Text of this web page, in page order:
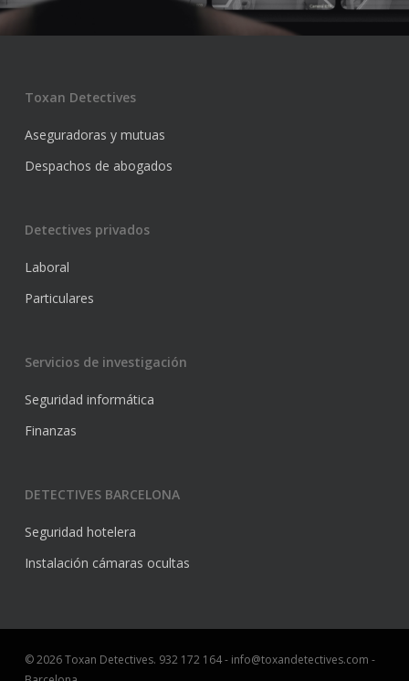
Toxan Detectives
Aseguradoras y mutuas
Despachos de abogados
Detectives privados
Laboral
Particulares
Servicios de investigación
Seguridad informática
Finanzas
DETECTIVES BARCELONA
Seguridad hotelera
Instalación cámaras ocultas
© 2026 Toxan Detectives. 932 172 164 - info@toxandetectives.com -